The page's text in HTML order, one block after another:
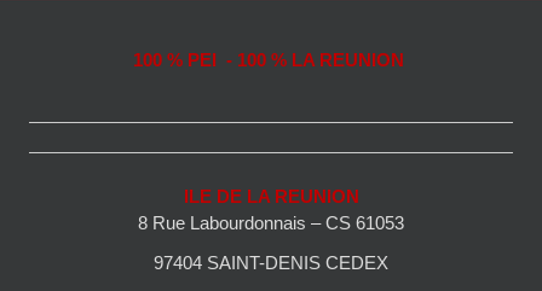
100 % PEI - 100 % LA REUNION
ILE DE LA REUNION
8 Rue Labourdonnais – CS 61053
97404 SAINT-DENIS CEDEX